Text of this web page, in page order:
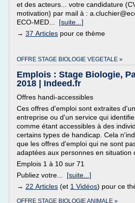
et des acteurs... votre candidature
motivation) par mail à :
ECO-MED... [suite...]
→ 37 Articles pour ce thème
OFFRE STAGE BIOLOGIE VEGETALE »
Emplois : Stage Biologie,
2018 | Indeed.fr
Offres handi-accessibles
Ces offres d'emploi sont extraites
entreprise ou d'un service qui
comme étant accessibles à des
certains types de handicap. Cela
que les offres d'emploi qui ne sont
adaptées aux personnes en situation
Emplois 1 à 10 sur 71
Publiez votre... [suite...]
→ 22 Articles (et 1 Vidéos) pour ce
OFFRE STAGE BIOLOGIE ANIMALE »